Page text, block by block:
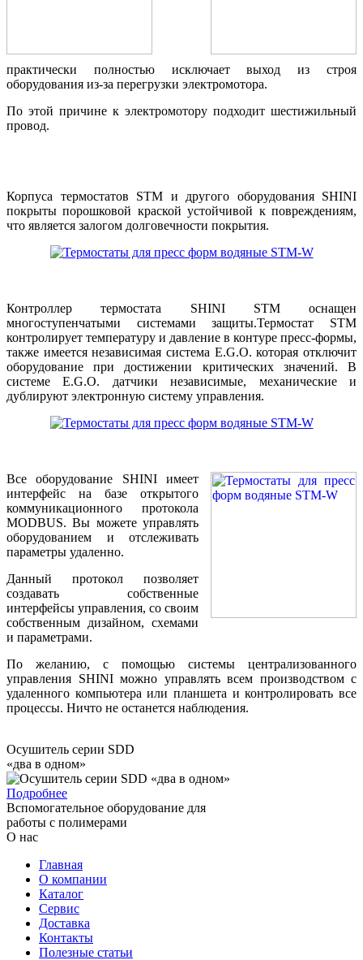
практически полностью исключает выход из строя
оборудования из-за перегрузки электромотора.
По этой причине к электромотору подходит шестижильный
провод.
Корпуса термостатов STM и другого оборудования SHINI
покрыты порошковой краской устойчивой к повреждениям,
что является залогом долговечности покрытия.
Контроллер термостата SHINI STM оснащен
многоступенчатыми системами защиты.Термостат STM
контролирует температуру и давление в контуре пресс-формы,
также имеется независимая система E.G.O. которая отключит
оборудование при достижении критических значений. В
системе E.G.O. датчики независимые, механические и
дублируют электронную систему управления.
Все оборудование SHINI имеет
интерфейс на базе открытого
коммуникационного протокола
MODBUS. Вы можете управлять
оборудованием и отслеживать
параметры удаленно.
Данный протокол позволяет
создавать собственные
интерфейсы управления, со своим
собственным дизайном, схемами
и параметрами.
По желанию, с помощью системы централизованного
управления SHINI можно управлять всем производством с
удаленного компьютера или планшета и контролировать все
процессы. Ничто не останется наблюдения.
Осушитель серии SDD
«два в одном»
Подробнее
Вспомогательное оборудование для
работы с полимерами
О нас
Главная
О компании
Каталог
Сервис
Доставка
Контакты
Полезные статьи